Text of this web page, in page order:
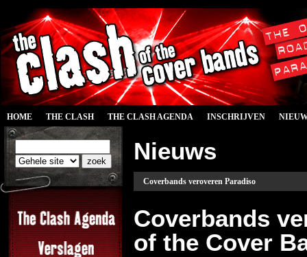
HOME THE CLASH THE CLASH AGENDA INSCHRIJVEN
Nieuws
Coverbands veroveren Paradiso
Coverbands
of the Cover